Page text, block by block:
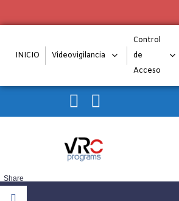
INICIO Videovigilancia
Control
de
Acceso
Skip to navigation
VRC programs
Share